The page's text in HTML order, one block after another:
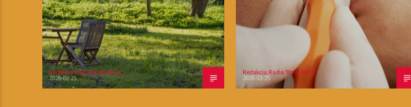
Redakcja Radia Strefa Muzy
2026-02-25
Redakcja Radia Strefa Muzy
2026-02-25